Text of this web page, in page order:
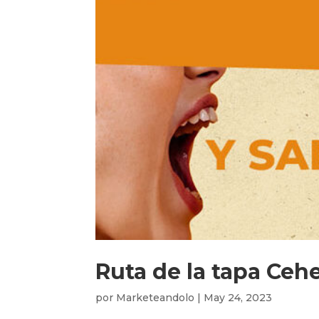
Ruta de la tapa
por Marketeandolo | May 24, 2023